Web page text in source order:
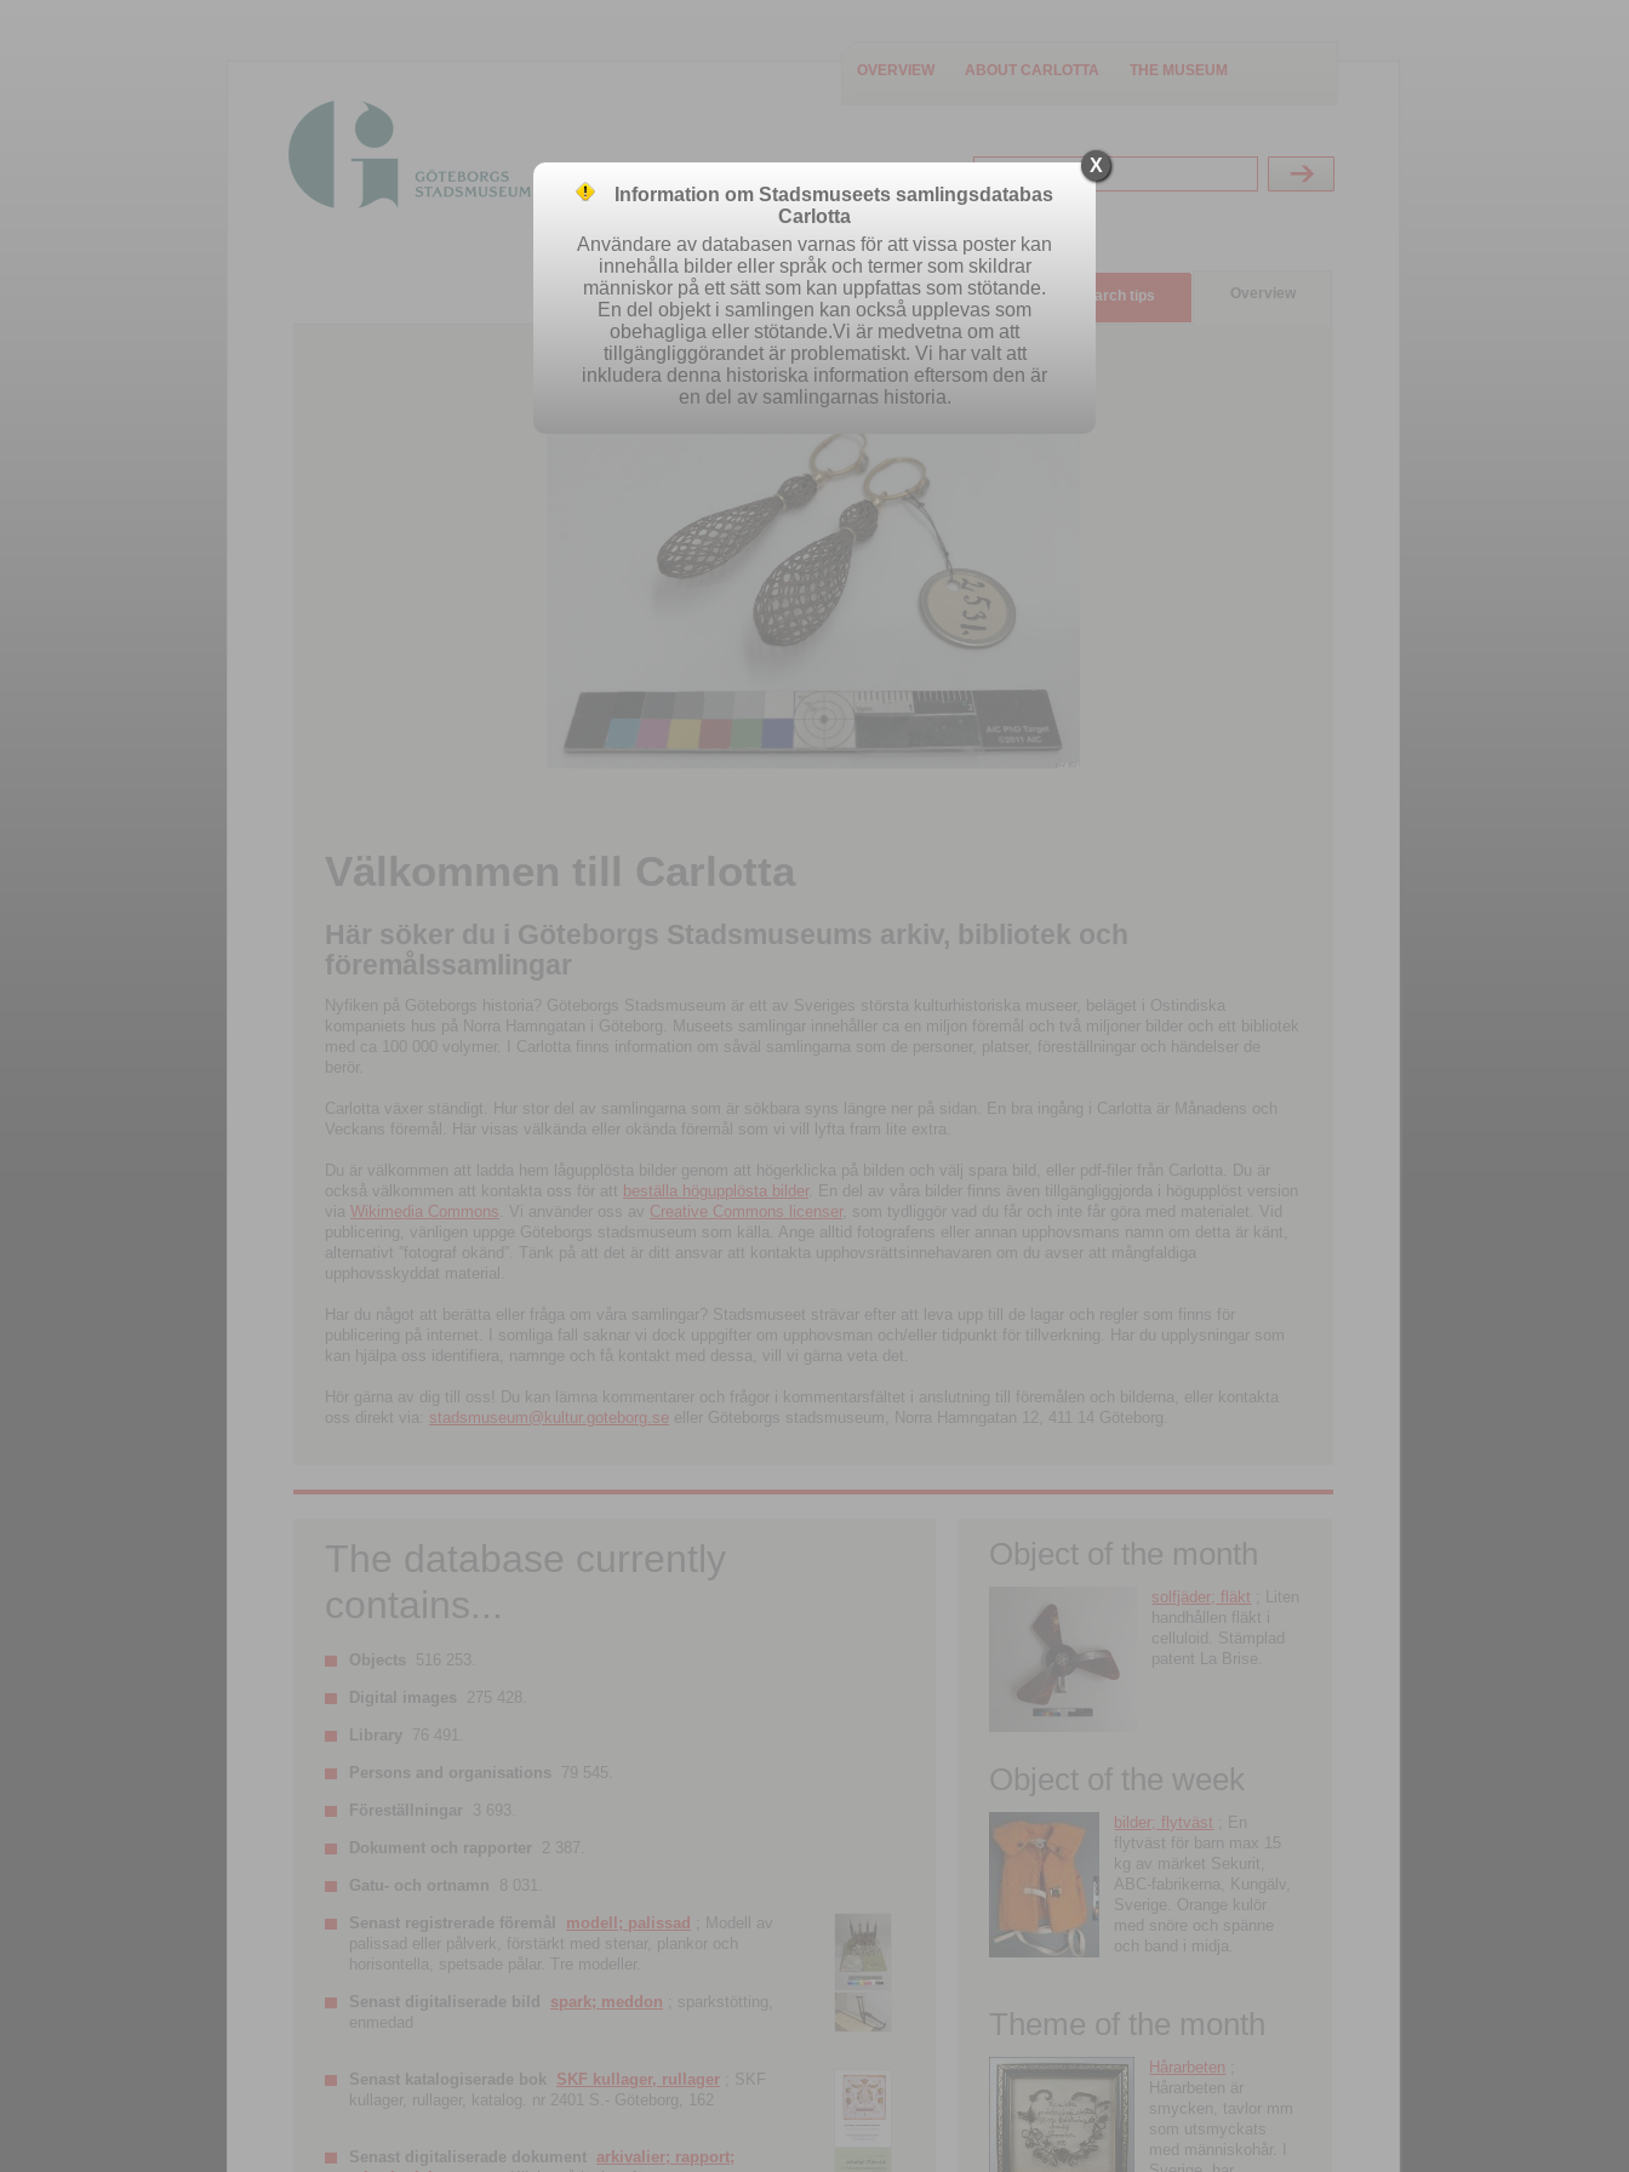
OVERVIEW ABOUT CARLOTTA THE MUSEUM
Easy search Advanced search Search tips Overview
Välkommen till Carlotta
Här söker du i Göteborgs Stadsmuseums arkiv, bibliotek och
föremålssamlingar
Nyfiken på Göteborgs historia? Göteborgs Stadsmuseum är ett av Sveriges största kulturhistoriska museer, beläget i Ostindiska
kompaniets hus på Norra Hamngatan i Göteborg. Museets samlingar innehåller ca en miljon föremål och två miljoner bilder och ett bibliotek
med ca 100 000 volymer. I Carlotta finns information om såväl samlingarna som de personer, platser, föreställningar och händelser de
berör.
Carlotta växer ständigt. Hur stor del av samlingarna som är sökbara syns längre ner på sidan. En bra ingång i Carlotta är Månadens och
Veckans föremål. Här visas välkända eller okända föremål som vi vill lyfta fram lite extra.
Du är välkommen att ladda hem lågupplösta bilder genom att högerklicka på bilden och välj spara bild, eller pdf-filer från Carlotta. Du är
också välkommen att kontakta oss för att beställa högupplösta bilder. En del av våra bilder finns även tillgängliggjorda i högupplöst version
via Wikimedia Commons . Vi använder oss av Creative Commons licenser, som tydliggör vad du får och inte får göra med materialet. Vid
publicering, vänligen uppge Göteborgs stadsmuseum som källa. Ange alltid fotografens eller annan upphovsmans namn om detta är känt,
alternativt ”fotograf okänd”. Tänk på att det är ditt ansvar att kontakta upphovsrättsinnehavaren om du avser att mångfaldiga
upphovsskyddat material.
Har du något att berätta eller fråga om våra samlingar? Stadsmuseet strävar efter att leva upp till de lagar och regler som finns för
publicering på internet. I somliga fall saknar vi dock uppgifter om upphovsman och/eller tidpunkt för tillverkning. Har du upplysningar som
kan hjälpa oss identifiera, namnge och få kontakt med dessa, vill vi gärna veta det.
Hör gärna av dig till oss! Du kan lämna kommentarer och frågor i kommentarsfältet i anslutning till föremålen och bilderna, eller kontakta
oss direkt via: stadsmuseum@kultur.goteborg.se eller Göteborgs stadsmuseum, Norra Hamngatan 12, 411 14 Göteborg.
The database currently
contains...
Objects 516 253.
Digital images 275 428.
Library 76 491.
Persons and organisations 79 545.
Föreställningar 3 693.
Dokument och rapporter 2 387.
Gatu- och ortnamn 8 031.
Senast registrerade föremål modell; palissad
; Modell av
palissad eller pålverk, förstärkt med stenar, plankor och
horisontella, spetsade pålar. Tre modeller.
Senast digitaliserade bild spark; meddon ; sparkstötting,
enmedad
Senast katalogiserade bok SKF kullager, rullager ; SKF
kullager, rullager, katalog. nr 2401 S.- Göteborg, 162
Senast digitaliserade dokument arkivalier; rapport;
Object of the month
solfjäder; fläkt ; Liten
handhållen fläkt i
celluloid. Stämplad
patent La Brise.
Object of the week
bilder; flytväst ; En
flytväst för barn max 15
kg av märket Sekurit,
ABC-fabrikerna, Kungälv,
Sverige. Orange kulör
med snöre och spänne
och band i midja.
Theme of the month
Hårarbeten
Hårarbeten är
smycken, tavlor mm
som utsmyckats
med människohår. I
X
Information om Stadsmuseets samlingsdatabas
Carlotta
Användare av databasen varnas för att vissa poster kan
innehålla bilder eller språk och termer som skildrar
människor på ett sätt som kan uppfattas som stötande.
En del objekt i samlingen kan också upplevas som
obehagliga eller stötande.Vi är medvetna om att
tillgängliggörandet är problematiskt. Vi har valt att
inkludera denna historiska information eftersom den är
en del av samlingarnas historia.